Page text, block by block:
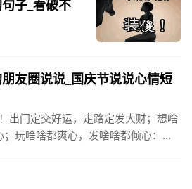
子_看破不
友圈说说_国庆节说说心情短
出门定交好运，走路定发大财；想啥
玩啥啥都爽心，发啥啥都倾心：祝